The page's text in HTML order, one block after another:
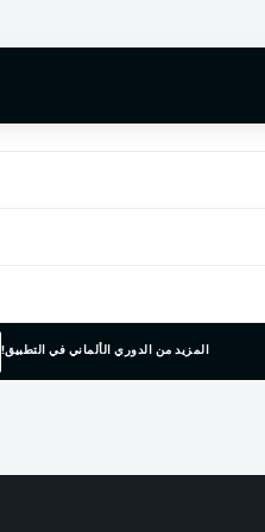
المزيد من الدوري الألماني في التطبيق!